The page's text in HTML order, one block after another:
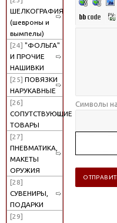
ШЕЛКОГРАФИЯ
(шевроны и
вымпелы)
[24] "ФОЛЬГА"
И ПРОЧИЕ
НАШИВКИ
[25] ПОВЯЗКИ
НАРУКАВНЫЕ
[26]
СОПУТСТВУЮЩИЕ
ТОВАРЫ
[27]
ПНЕВМАТИКА,
МАКЕТЫ
ОРУЖИЯ
[28]
СУВЕНИРЫ,
ПОДАРКИ
[29]
Символы